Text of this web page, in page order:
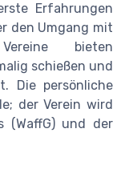
Erfahrungen
den Umgang mit
bieten
schießen und
Die persönliche
der Verein wird
(WaffG) und der